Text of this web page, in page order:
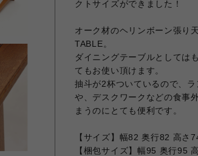
クトサイズができました！
オーク材のヘリンボーン張り
TABLE。
ダイニングテーブルとしては
てもお使い頂けます。
抽斗が2杯ついているので、
や、デスクワークなどの食事
まうのにとても便利です。
【サイズ】幅82 奥行82 高さ
【梱包サイズ】幅95 奥行95